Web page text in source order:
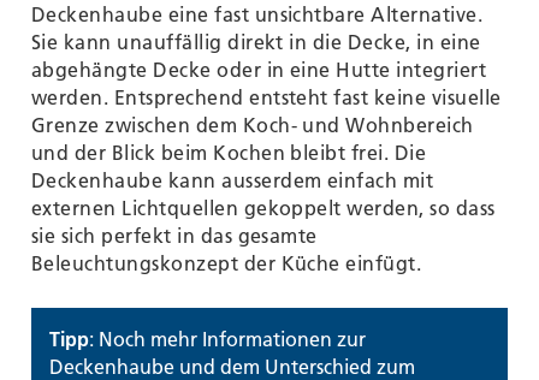
Deckenhaube eine fast unsichtbare Alternative.
Sie kann unauffällig direkt in die Decke, in eine
abgehängte Decke oder in eine Hutte integriert
werden. Entsprechend entsteht fast keine visuelle
Grenze zwischen dem Koch- und Wohnbereich
und der Blick beim Kochen bleibt frei. Die
Deckenhaube kann ausserdem einfach mit
externen Lichtquellen gekoppelt werden, so dass
sie sich perfekt in das gesamte
Beleuchtungskonzept der Küche einfügt.
Tipp: Noch mehr Informationen zur
Deckenhaube und dem Unterschied zum